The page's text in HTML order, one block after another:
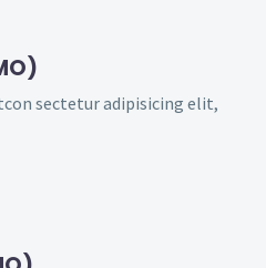
sectetur adipisicing elit,